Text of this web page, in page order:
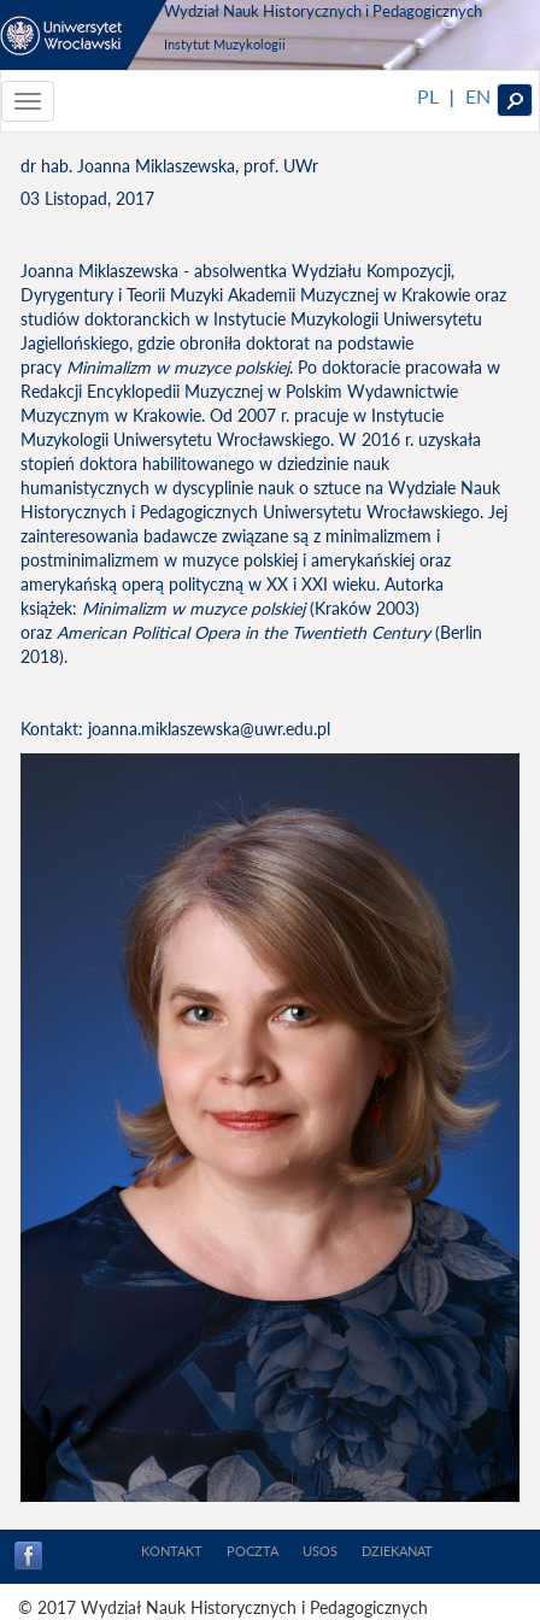
Wydział Nauk Historycznych i Pedagogicznych
Instytut Muzykologii
Toggle
navigationToggle
PL | EN
dr hab. Joanna Miklaszewska, prof. UWr
03 Listopad, 2017
Joanna Miklaszewska - absolwentka Wydziału Kompozycji,
Dyrygentury i Teorii Muzyki Akademii Muzycznej w Krakowie oraz
studiów doktoranckich w Instytucie Muzykologii Uniwersytetu
Jagiellońskiego, gdzie obroniła doktorat na podstawie
pracy Minimalizm w muzyce polskiej. Po doktoracie pracowała w
Redakcji Encyklopedii Muzycznej w Polskim Wydawnictwie
Muzycznym w Krakowie. Od 2007 r. pracuje w Instytucie
Muzykologii Uniwersytetu Wrocławskiego. W 2016 r. uzyskała
stopień doktora habilitowanego w dziedzinie nauk
humanistycznych w dyscyplinie nauk o sztuce na Wydziale Nauk
Historycznych i Pedagogicznych Uniwersytetu Wrocławskiego. Jej
zainteresowania badawcze związane są z minimalizmem i
postminimalizmem w muzyce polskiej i amerykańskiej oraz
amerykańską operą polityczną w XX i XXI wieku. Autorka
książek: Minimalizm w muzyce polskiej(Kraków 2003)
oraz American Political Opera in the Twentieth Century(Berlin
2018).
Kontakt: joanna.miklaszewska@uwr.edu.pl
KONTAKT POCZTA USOS DZIEKANAT
© 2017 Wydział Nauk Historycznych i Pedagogicznych